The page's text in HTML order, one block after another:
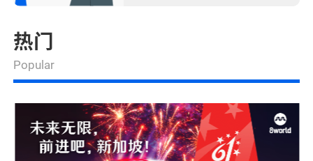
热门
Popular